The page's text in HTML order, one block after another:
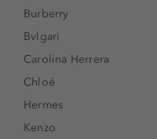
Burberry
Bvlgari
Carolina Herrera
Chloé
Hermes
Kenzo